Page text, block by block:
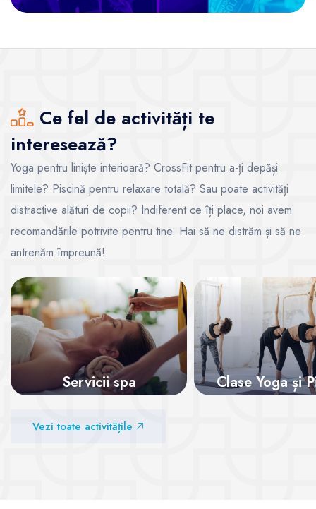
Ce fel de activități te
interesează?
Yoga pentru liniște interioară? CrossFit pentru a-ți depăși
limitele? Piscină pentru relaxare totală? Sau poate activități
distractive alături de copii? Indiferent ce îți place, noi avem
recomandările potrivite pentru tine. Hai să ne distrăm și să ne
antrenăm împreună!
Servicii spa
Vezi sălile
Clase Yoga și
Vezi toate activitățile